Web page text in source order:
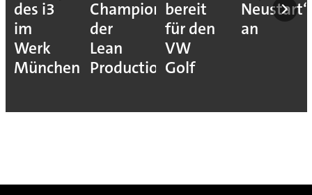
des i3
im
Werk
München
Champions
der
Lean
Production
bereit
für den
VW
Golf
Neustart“
an